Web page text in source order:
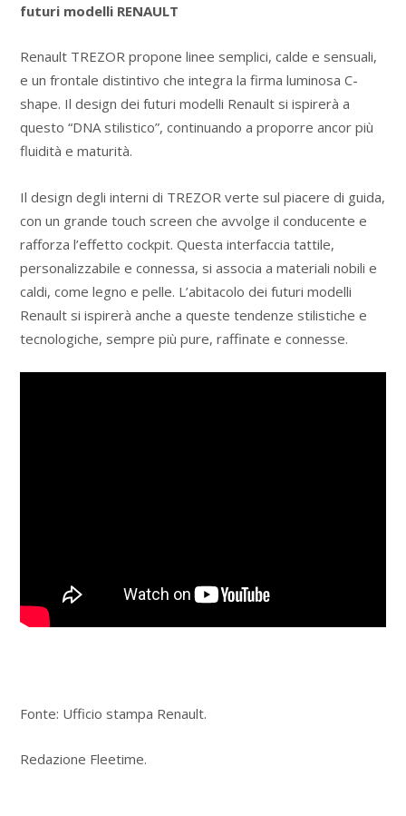
futuri modelli RENAULT
Renault TREZOR propone linee semplici, calde e sensuali,
e un frontale distintivo che integra la firma luminosa C-
shape. Il design dei futuri modelli Renault si ispirerà a
questo “DNA stilistico”, continuando a proporre ancor più
fluidità e maturità.
Il design degli interni di TREZOR verte sul piacere di guida,
con un grande touch screen che avvolge il conducente e
rafforza l’effetto cockpit. Questa interfaccia tattile,
personalizzabile e connessa, si associa a materiali nobili e
caldi, come legno e pelle. L’abitacolo dei futuri modelli
Renault si ispirerà anche a queste tendenze stilistiche e
tecnologiche, sempre più pure, raffinate e connesse.
Fonte: Ufficio stampa Renault.
Redazione Fleetime.